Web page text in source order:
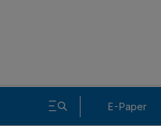
E-Paper